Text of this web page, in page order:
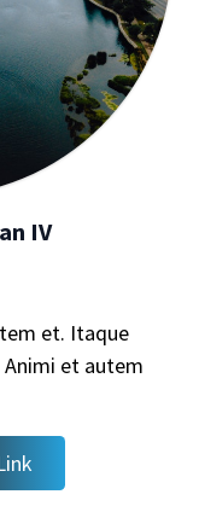
IV
et. Itaque
et autem